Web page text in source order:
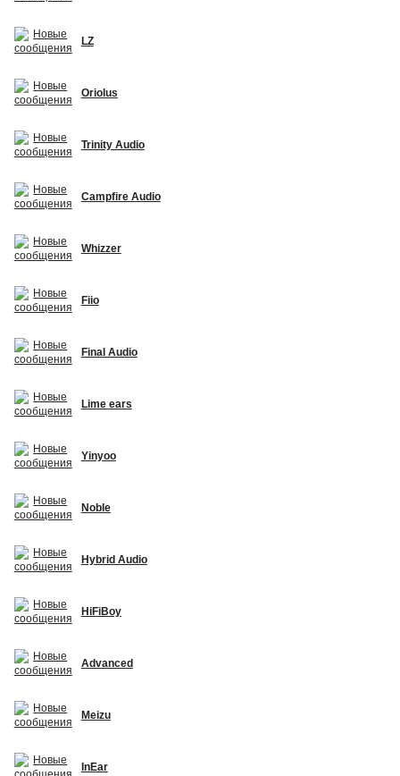
LZ
Oriolus
Trinity Audio
Campfire Audio
Whizzer
Fiio
Final Audio
Lime ears
Yinyoo
Noble
Hybrid Audio
HiFiBoy
Advanced
Meizu
InEar